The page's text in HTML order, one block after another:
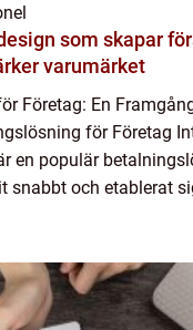
som skapar
varumärket
Företag: En
för Företag
en populär
snabbt och etablerat
för ...